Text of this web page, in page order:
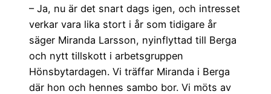
– Ja, nu är det snart dags igen, och intresset
verkar vara lika stort i år som tidigare år
säger Miranda Larsson, nyinflyttad till Berga
och nytt tillskott i arbetsgruppen
Hönsbytardagen. Vi träffar Miranda i Berga
där hon och hennes sambo bor. Vi möts av